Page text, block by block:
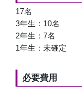
17名
3年生：10名
2年生：7名
1年生：未確定
必要費用